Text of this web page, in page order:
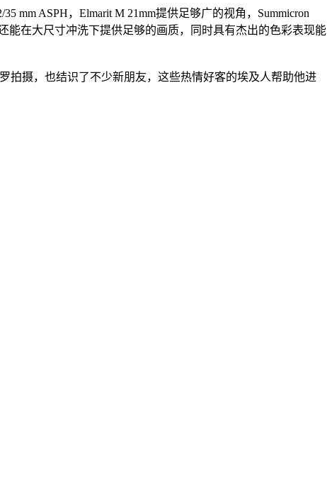
mm ASPH，Elmarit M 21mm提供足够广的视角，Summicron
能在大尺寸冲洗下提供足够的画质，同时具有杰出的色彩表现能
拍摄，也结识了不少新朋友，这些热情好客的埃及人帮助他进